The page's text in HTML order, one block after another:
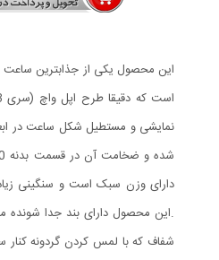
این محصول یکی از جذابترین ساعت
دارای وزن سبک است و سنگینی
.این محصول دارای بند جدا شونده
شفاف که با لمس کردن گردونه